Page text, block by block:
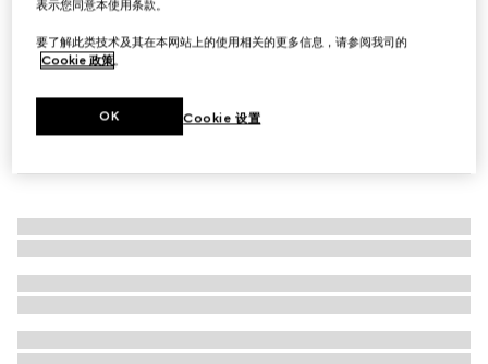
表示您同意本使用条款。
要了解此类技术及其在本网站上的使用相关的更多信息，请参阅我司的
Cookie 政策。
Cookie 设置
OK